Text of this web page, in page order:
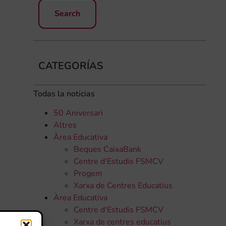
CATEGORÍAS
Todas la noticias
50 Aniversari
Altres
Àrea Educativa
Beques CaixaBank
Centre d'Estudis FSMCV
Progem
Xarxa de Centres Educatius
Àrea Educativa
Centre d'Estudis FSMCV
Xarxa de centres educatius